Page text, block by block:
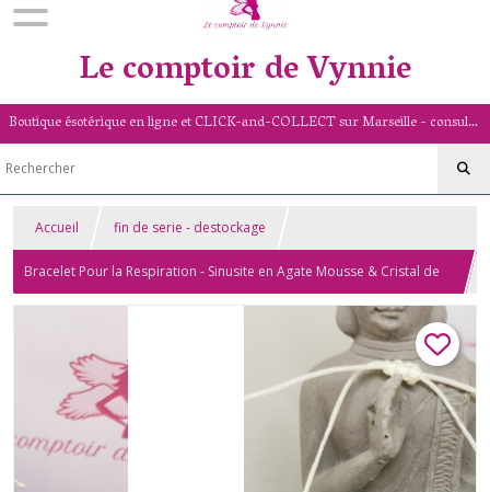
Le comptoir de Vynnie
Boutique ésotérique en ligne et CLICK-and-COLLECT sur Marseille - consultation de voyance par mail - livret numérologique (13/PACA)
Accueil fin de serie - destockage
Bracelet Pour la Respiration - Sinusite en Agate Mousse & Cristal de